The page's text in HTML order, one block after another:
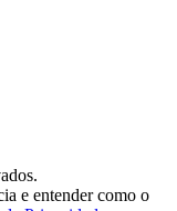
e entender como o